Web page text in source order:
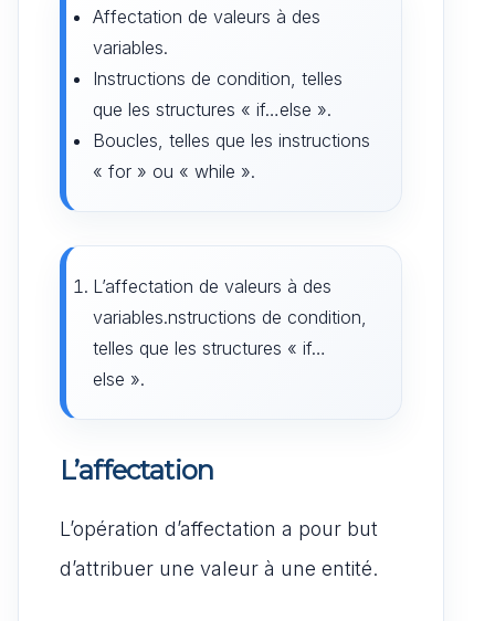
Affectation de valeurs à des
variables.
Instructions de condition, telles
que les structures « if…else ».
Boucles, telles que les instructions
« for » ou « while ».
L’affectation de valeurs à des
variables.nstructions de condition,
telles que les structures « if…
else ».
L’affectation
L’opération d’affectation a pour but
d’attribuer une valeur à une entité.